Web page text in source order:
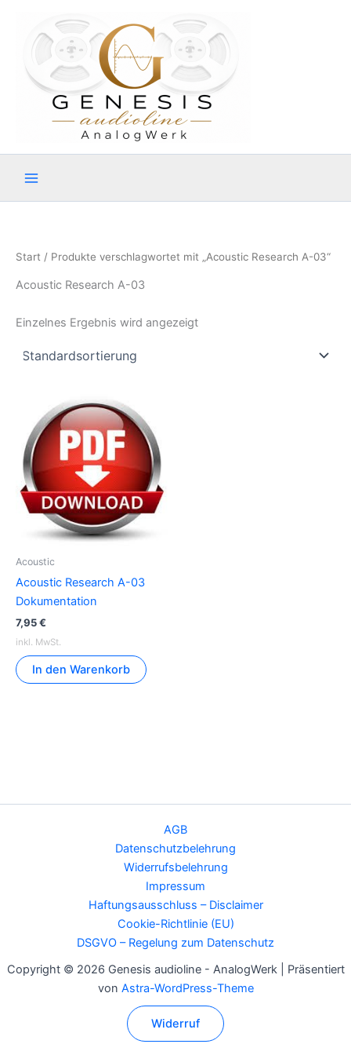
springen
Start / Produkte verschlagwortet mit „Acoustic Research A-03“
Acoustic Research A-03
Einzelnes Ergebnis wird angezeigt
Acoustic
Acoustic Research A-03
Dokumentation
7,95€
inkl. MwSt.
In den Warenkorb
AGB
Datenschutzbelehrung
Widerrufsbelehrung
Impressum
Haftungsausschluss – Disclaimer
Cookie-Richtlinie (EU)
DSGVO – Regelung zum Datenschutz
Copyright © 2026 Genesis audioline - AnalogWerk | Präsentiert
von Astra-WordPress-Theme
Widerruf